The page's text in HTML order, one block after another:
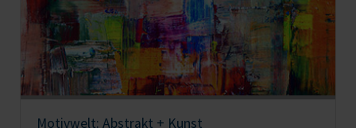
Motivwelt: Abstrakt + Kunst